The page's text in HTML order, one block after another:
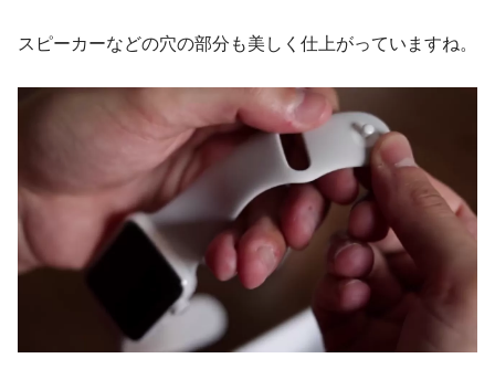
スピーカーなどの穴の部分も美しく仕上がっていますね。